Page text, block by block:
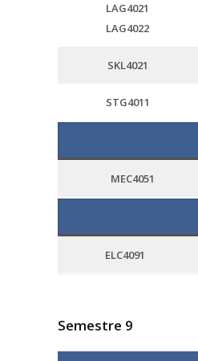
LAG4021
LAG4022
SKL4021
STG4011
MEC4051
ELC4091
Semestre 9